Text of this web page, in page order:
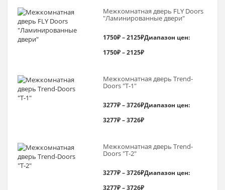
Межкомнатная дверь FLY Doors
"Ламинированные двери"
1750₽–2125₽Диапазон цен:
1750₽ – 2125₽
Межкомнатная дверь Trend-
Doоrs "Т-1"
3277₽–3726₽Диапазон цен:
3277₽ – 3726₽
Межкомнатная дверь Trend-
Doоrs "Т-2"
3277₽–3726₽Диапазон цен:
3277₽ – 3726₽